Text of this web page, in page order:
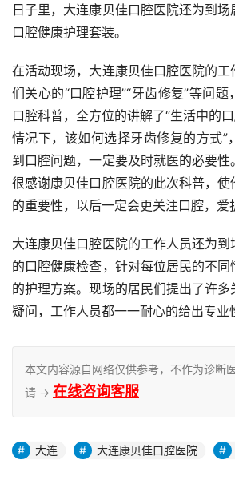
日子里，大连康贝佳口腔医院还为到
口腔健康护理套装。
在活动现场，大连康贝佳口腔医院的
们关心的“口腔护理”“牙齿修复”等问
口腔科普，全方位的讲解了“生活中的
情况下，该如何选择牙齿修复的方式”
到口腔问题，一定要及时就医的必要性
很感谢康贝佳口腔医院的此次科普，
的重要性，以后一定会更关注口腔，爱
大连康贝佳口腔医院的工作人员还为
的口腔健康检查，针对每位居民的不
的护理方案。现场的居民们提出了许
疑问，工作人员都一一耐心的给出专业
本文内容源自网络仅供参考，不作为诊断
请 → 在线咨询客服
大连 大连康贝佳口腔医院